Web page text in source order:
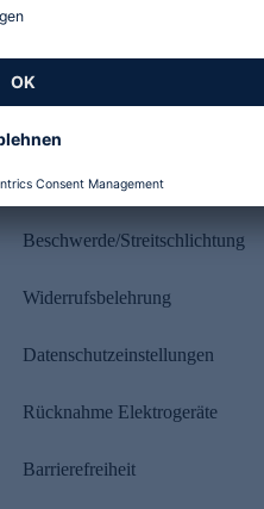
Rechtliches
Beschwerde/Streitschlichtung
Widerrufsbelehrung
Datenschutzeinstellungen
Rücknahme Elektrogeräte
Barrierefreiheit